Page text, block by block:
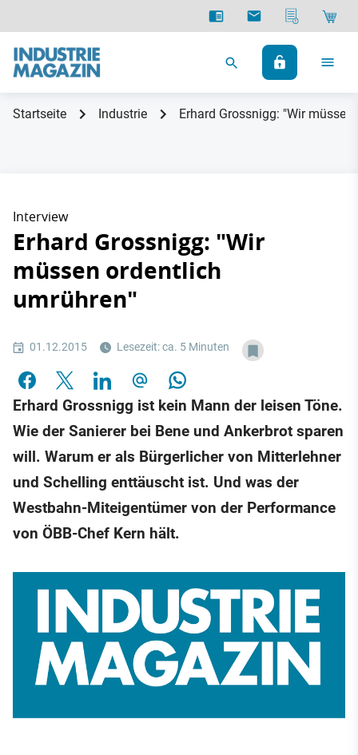
Startseite Industrie Erhard Grossnigg: "Wir
Interview
Erhard Grossnigg: "Wir
müssen ordentlich
umrühren"
01.12.2015 Lesezeit: ca. 5 Minuten
Erhard Grossnigg ist kein Mann der leisen Töne.
Wie der Sanierer bei Bene und Ankerbrot sparen
will. Warum er als Bürgerlicher von Mitterlehner
und Schelling enttäuscht ist. Und was der
Westbahn-Miteigentümer von der Performance
von ÖBB-Chef Kern hält.